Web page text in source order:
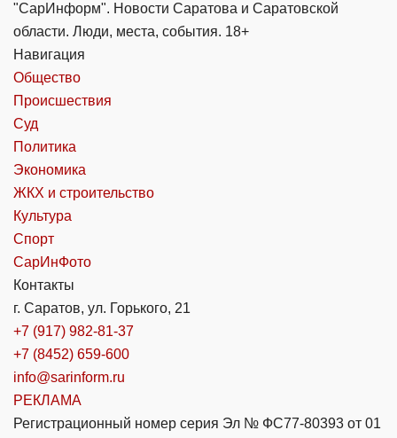
"СарИнформ". Новости Саратова и Саратовской
области. Люди, места, события. 18+
Навигация
Общество
Происшествия
Суд
Политика
Экономика
ЖКХ и строительство
Культура
Спорт
СарИнФото
Контакты
г. Саратов, ул. Горького, 21
+7 (917) 982-81-37
+7 (8452) 659-600
info@sarinform.ru
РЕКЛАМА
Регистрационный номер серия Эл № ФС77-80393 от 01